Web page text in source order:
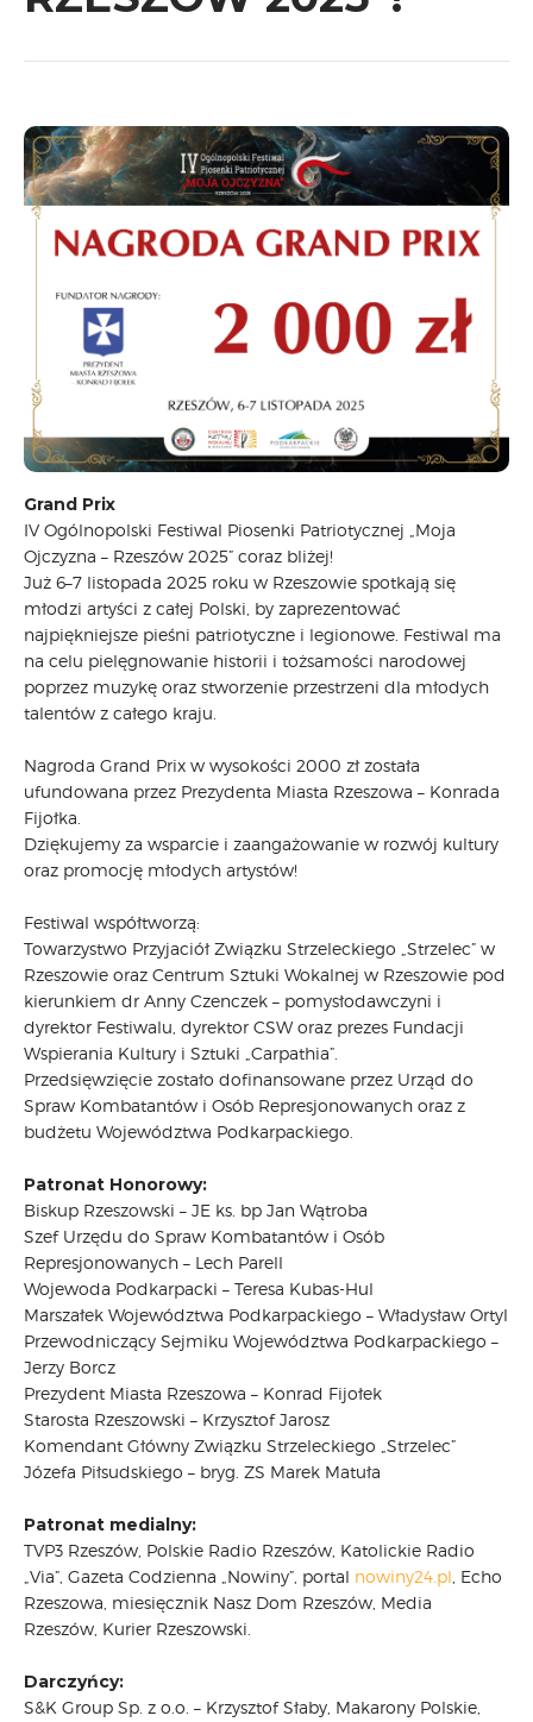
FESTIWAL PATRIOTYCZNY
PŁYTY CD
MULTIMEDIA
MUZYKA
VIDEO
GALERIA
ZGŁOŚ UDZIAŁ
KONTAKT
Grand Prix
IV Ogólnopolski Festiwal Piosenki Patriotycznej „Moja
Ojczyzna – Rzeszów 2025” coraz bliżej!
Już 6–7 listopada 2025 roku w Rzeszowie spotkają się
młodzi artyści z całej Polski, by zaprezentować
najpiękniejsze pieśni patriotyczne i legionowe. Festiwal ma
na celu pielęgnowanie historii i tożsamości narodowej
poprzez muzykę oraz stworzenie przestrzeni dla młodych
talentów z całego kraju.
Nagroda Grand Prix w wysokości 2000 zł została
ufundowana przez Prezydenta Miasta Rzeszowa – Konrada
Fijołka.
Dziękujemy za wsparcie i zaangażowanie w rozwój kultury
oraz promocję młodych artystów!
Festiwal współtworzą:
Towarzystwo Przyjaciół Związku Strzeleckiego „Strzelec” w
Rzeszowie oraz Centrum Sztuki Wokalnej w Rzeszowie pod
kierunkiem dr Anny Czenczek – pomysłodawczyni i
dyrektor Festiwalu, dyrektor CSW oraz prezes Fundacji
Wspierania Kultury i Sztuki „Carpathia”.
Przedsięwzięcie zostało dofinansowane przez Urząd do
Spraw Kombatantów i Osób Represjonowanych oraz z
budżetu Województwa Podkarpackiego.
Patronat Honorowy:
Biskup Rzeszowski – JE ks. bp Jan Wątroba
Szef Urzędu do Spraw Kombatantów i Osób
Represjonowanych – Lech Parell
Wojewoda Podkarpacki – Teresa Kubas-Hul
Marszałek Województwa Podkarpackiego – Władysław Ortyl
Przewodniczący Sejmiku Województwa Podkarpackiego –
Jerzy Borcz
Prezydent Miasta Rzeszowa – Konrad Fijołek
Starosta Rzeszowski – Krzysztof Jarosz
Komendant Główny Związku Strzeleckiego „Strzelec”
Józefa Piłsudskiego – bryg. ZS Marek Matuła
Patronat medialny:
TVP3 Rzeszów, Polskie Radio Rzeszów, Katolickie Radio
„Via”, Gazeta Codzienna „Nowiny”, portal nowiny24.pl, Echo
Rzeszowa, miesięcznik Nasz Dom Rzeszów, Media
Rzeszów, Kurier Rzeszowski.
Darczyńcy:
S&K Group Sp. z o.o. – Krzysztof Słaby, Makarony Polskie,